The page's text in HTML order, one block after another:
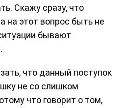
Скажу сразу, что
на этот вопрос быть не
бывают
что данный поступок
не со слишком
что говорит о том,